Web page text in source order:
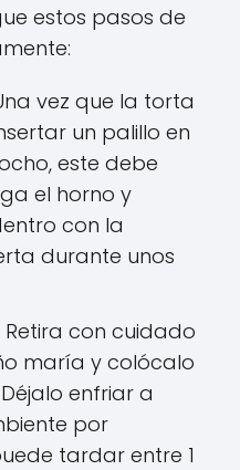
estos pasos de
vez que la torta
un palillo en
este debe
el horno y
con la
durante unos
Retira con cuidado
maría y colócalo
enfriar a
por
tardar entre 1